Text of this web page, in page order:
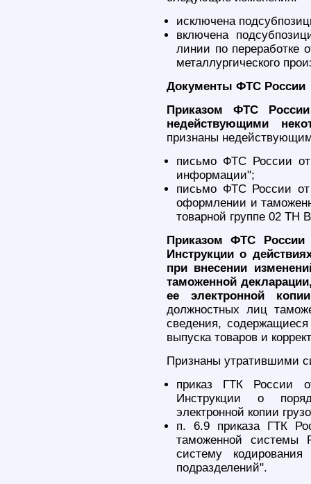
исключена
включена
линии по переработке
металлургического
Документы ФТС России
Приказом ФТС
недействующими
признаны
письмо ФТС России
информации";
письмо ФТС России
оформлении и
товарной группе 02 ТН
Приказом ФТС
Инструкции о
при внесении
таможенной
ее электронной
должностных лиц
сведения,
выпуска товаров и
Признаны утратившими
приказ ГТК России
Инструкции о
электронной копии
п. 6.9 приказа ГТК
таможенной системы
систему
подразделений".